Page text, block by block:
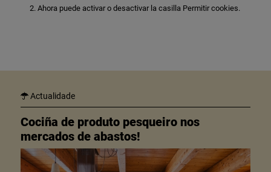
Ahora puede activar o desactivar la casilla Permitir cookies.
Actualidade
Cociña de produto pesqueiro nos
mercados de abastos!